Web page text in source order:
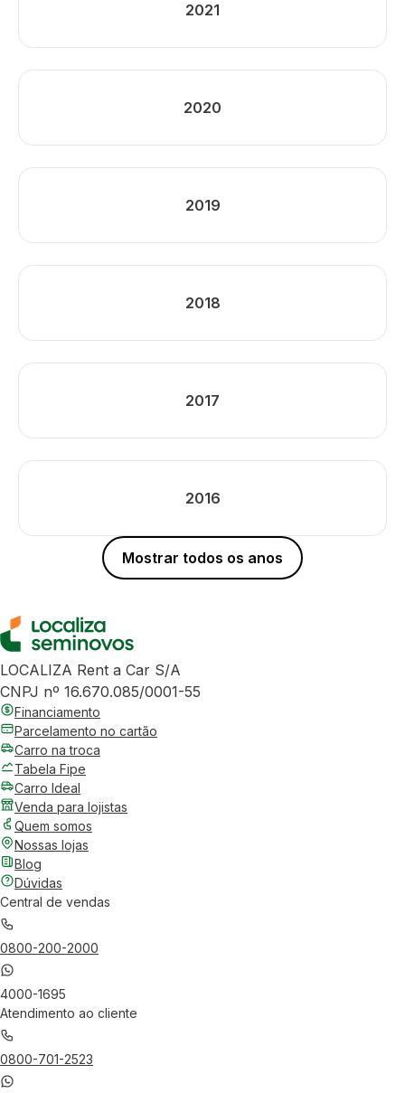
2021
2020
2019
2018
2017
2016
Mostrar todos os anos
LOCALIZA Rent a Car S/A
CNPJ nº 16.670.085/0001-55
Financiamento
Parcelamento no cartão
Carro na troca
Tabela Fipe
Carro Ideal
Venda para lojistas
Quem somos
Nossas lojas
Blog
Dúvidas
Central de vendas
0800-200-2000
4000-1695
Atendimento ao cliente
0800-701-2523